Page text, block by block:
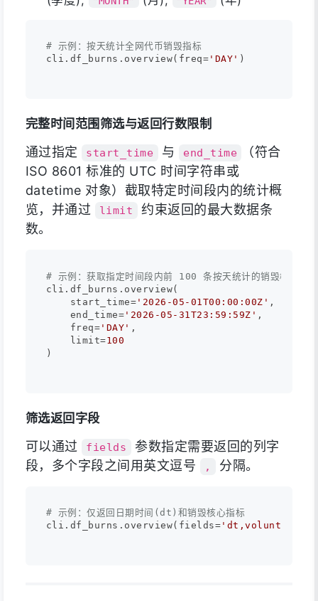
# 示例：按天统计全网代币销毁指标
cli.df_burns.overview(freq= 'DAY' )
完整时间范围筛选与返回行数限制
通过指定
start_time 与 end_time
（符合
ISO 8601 标准的 UTC 时间字符串或
datetime 对象）截取特定时间段内的统计概
览，并通过
limit
约束返回的最大数据条
数。
# 示例：获取指定时间段内前 100 条按天统计的销毁概览数据
cli.df_burns.overview(
    start_time=
'2026-05-01T00:00:00Z' ,
    end_time=
'2026-05-31T23:59:59Z' ,
    freq=
'DAY' ,
    limit=
100
)
筛选返回字段
可以通过
fields
参数指定需要返回的列字
段，多个字段之间用英文逗号
, 分隔。
# 示例：仅返回日期时间(dt)和销毁核心指标
cli.df_burns.overview(fields=